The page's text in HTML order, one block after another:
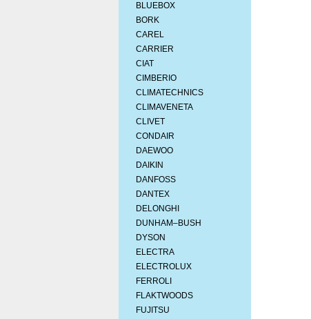
BLUEBOX
BORK
CAREL
CARRIER
CIAT
CIMBERIO
CLIMATECHNICS
CLIMAVENETA
CLIVET
CONDAIR
DAEWOO
DAIKIN
DANFOSS
DANTEX
DELONGHI
DUNHAM–BUSH
DYSON
ELECTRA
ELECTROLUX
FERROLI
FLAKTWOODS
FUJITSU